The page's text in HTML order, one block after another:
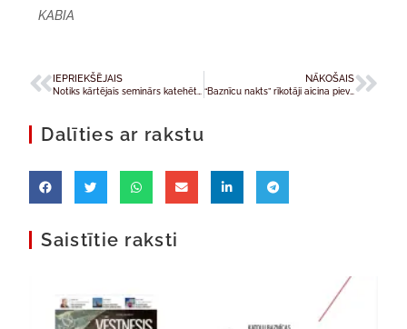
KABIA
IEPRIEKŠĒJAIS
Notiks kārtējais seminārs katehētiem “Garīgais impulss”
NĀKOŠAIS
“Baznīcu nakts” rīkotāji aicina pievienoties brīvprātīgos
Dalīties ar rakstu
Saistītie raksti